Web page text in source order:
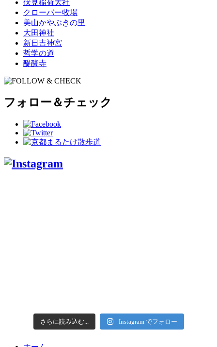
伏見稲荷大社
クローバー牧場
美山かやぶきの里
大田神社
新日吉神宮
哲学の道
醍醐寺
フォロー＆チェック
さらに読み込む... Instagram でフォロー